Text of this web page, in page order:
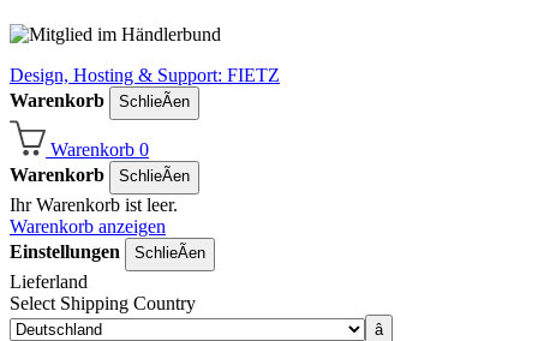
Design, Hosting & Support: FIETZ
Warenkorb
SchlieÃen
Warenkorb 0
Warenkorb
SchlieÃen
Ihr Warenkorb ist leer.
Warenkorb anzeigen
Einstellungen
SchlieÃen
Lieferland
Select Shipping Country
â